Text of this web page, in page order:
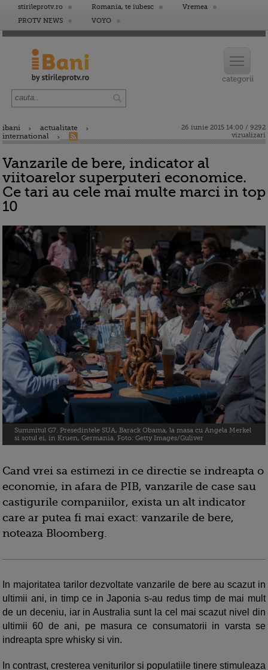
stirileprotv.ro Romania, te iubesc
Vremea
PROTV NEWS
VOYO
ibani
actualitate
international
26 iunie 2015 14:00 / 9292
vizualizari
Vanzarile de bere, indicator al
viitoarelor superputeri economice.
Ce tari au cele mai multe marci in top
10
Summitul G7. Presedintele SUA, Barack Obama, la masa cu Angela Merkel
si sotul ei, in Kruen, Germania. Foto: Getty Images/Guliver
Cand vrei sa estimezi in ce directie se indreapta o
economie, in afara de PIB, vanzarile de case sau
castigurile companiilor, exista un alt indicator
care ar putea fi mai exact: vanzarile de bere,
noteaza Bloomberg.
In majoritatea tarilor dezvoltate vanzarile de bere au scazut in
ultimii ani, in timp ce in Japonia s-au redus timp de mai mult
de un deceniu, iar in Australia sunt la cel mai scazut nivel din
ultimii 60 de ani, pe masura ce consumatorii in varsta se
indreapta spre whisky si vin.
In contrast, cresterea veniturilor si populatiile tinere stimuleaza